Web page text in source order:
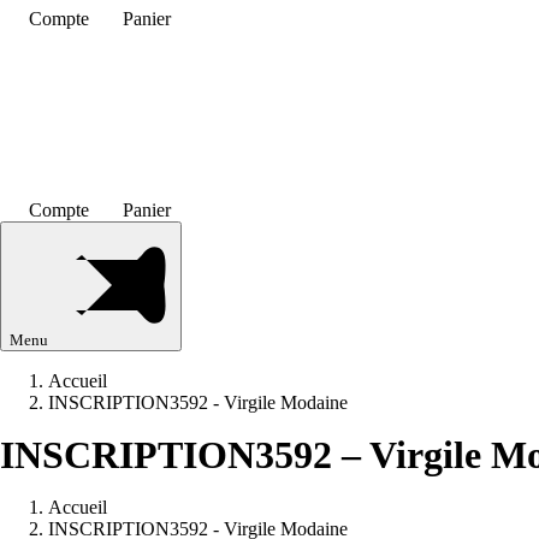
Compte Panier
Compte Panier
Menu
Accueil
INSCRIPTION3592 - Virgile Modaine
INSCRIPTION3592 – Virgile
Accueil
INSCRIPTION3592 - Virgile Modaine